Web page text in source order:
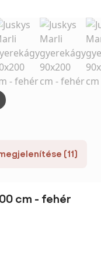
80x180 cm -
fehér
(11)
cm - fehér